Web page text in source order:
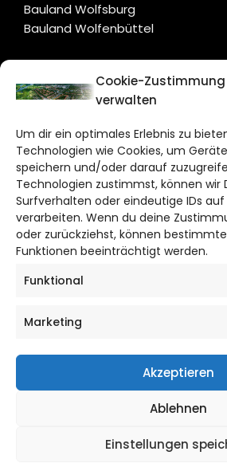
Cookie-Zustimmung
verwalten
Um dir ein optimales Erlebnis zu
Technologien wie Cookies, um
speichern und/oder darauf
Technologien zustimmst, können wir
Surfverhalten oder eindeutige IDs
verarbeiten. Wenn du deine
oder zurückziehst, können
Funktionen beeinträchtigt werden.
Funktional
Marketing
Akzeptieren
Ablehnen
Einstellungen
Bauland Wolfsburg
Bauland Wolfenbüttel
CITYLIFE!
Bruchtorwall 12
38100 Braunschweig
Telefon: 0531 387220 – 65
DAS STADTMAGAZIN
SALZGITTER
Impressum
Cookie Richtlinie
CITYLIFE! BEI FACEBOOK